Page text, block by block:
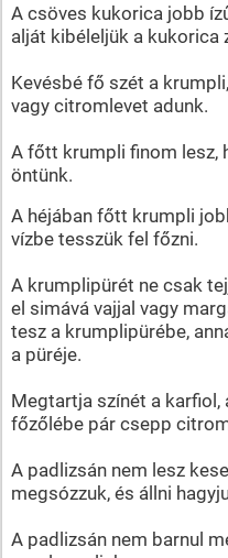
A csöves kukorica jobb
alját kibéleljük a kukorica
Kevésbé fő szét a
vagy citromlevet adunk.
A főtt krumpli finom lesz,
öntünk.
A héjában főtt krumpli
vízbe tesszük fel főzni.
A krumplipürét ne csak
el simává vajjal vagy
tesz a krumplipürébe,
a püréje.
Megtartja színét a karfiol,
főzőlébe pár csepp
A padlizsán nem lesz
megsózzuk, és állni
A padlizsán nem barnul